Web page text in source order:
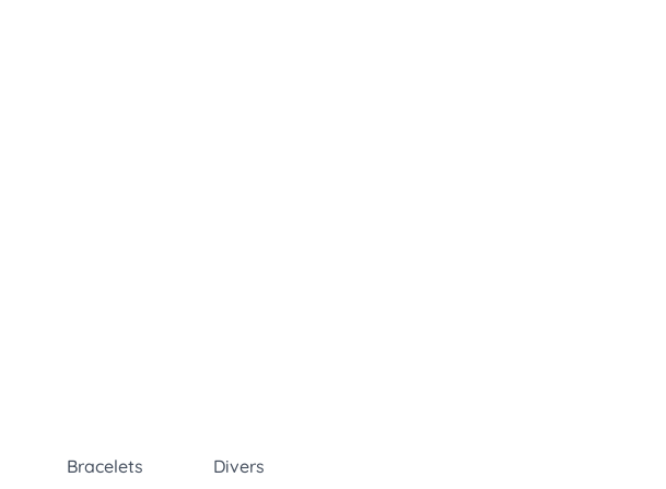
Bracelets Divers